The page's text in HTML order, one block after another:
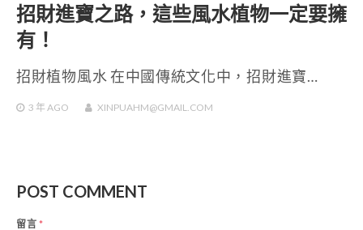
招財進寶之路，這些風水植物一定要擁
有！
招財植物風水 在中國傳統文化中，招財進寶…
3 年AGO XINPUAHM@GMAIL.COM
POST COMMENT
留言*